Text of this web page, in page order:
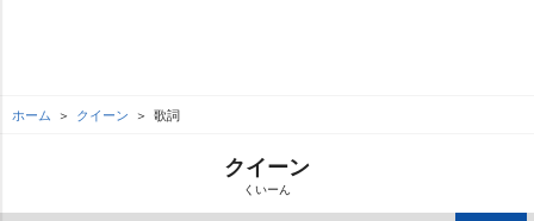
ホーム クイーン 歌詞
クイーン
くいーん